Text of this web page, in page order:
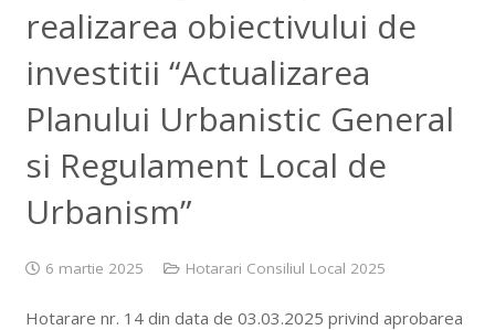
realizarea obiectivului de
investitii “Actualizarea
Planului Urbanistic General
si Regulament Local de
Urbanism”
6 martie 2025 Hotarari Consiliul Local 2025
Hotarare nr. 14 din data de 03.03.2025 privind aprobarea